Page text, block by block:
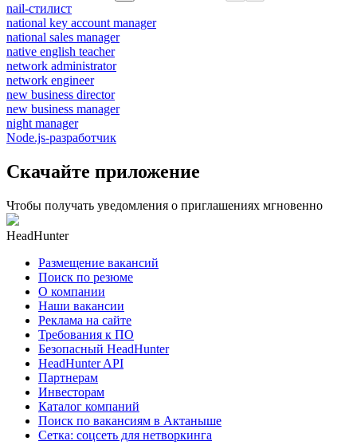
nail-стилист
national key account manager
national sales manager
native english teacher
network administrator
network engineer
new business director
new business manager
night manager
Node.js-разработчик
Скачайте приложение
Чтобы получать уведомления о приглашениях мгновенно
HeadHunter
Размещение вакансий
Поиск по резюме
О компании
Наши вакансии
Реклама на сайте
Требования к ПО
Безопасный HeadHunter
HeadHunter API
Партнерам
Инвесторам
Каталог компаний
Поиск по вакансиям в Актаныше
Сетка: соцсеть для нетворкинга